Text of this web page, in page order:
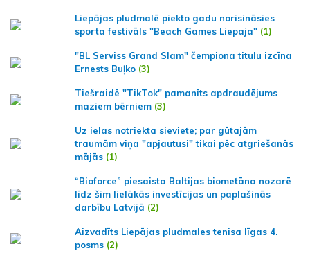
Liepājas pludmalē piekto gadu norisināsies
sporta festivāls "Beach Games Liepaja" (1)
"BL Serviss Grand Slam" čempiona titulu izcīna
Ernests Buļko (3)
Tiešraidē "TikTok" pamanīts apdraudējums
maziem bērniem (3)
Uz ielas notriekta sieviete; par gūtajām
traumām viņa "apjautusi" tikai pēc atgriešanās
mājās (1)
“Bioforce” piesaista Baltijas biometāna nozarē
līdz šim lielākās investīcijas un paplašinās
darbību Latvijā (2)
Aizvadīts Liepājas pludmales tenisa līgas 4.
posms (2)